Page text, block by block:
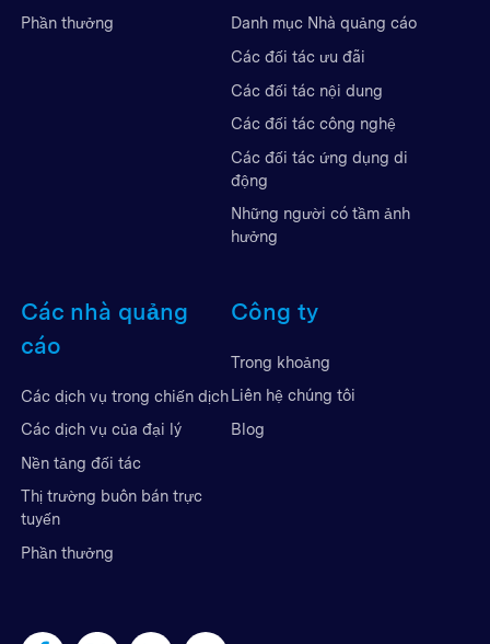
Phần thưởng
Danh mục Nhà quảng cáo
Các đối tác ưu đãi
Các đối tác nội dung
Các đối tác công nghệ
Các đối tác ứng dụng di
động
Những người có tầm ảnh
hưởng
Các nhà quảng
cáo
Các dịch vụ trong chiến dịch
Các dịch vụ của đại lý
Nền tảng đối tác
Thị trường buôn bán trực
tuyến
Phần thưởng
Công ty
Trong khoảng
Liên hệ chúng tôi
Blog